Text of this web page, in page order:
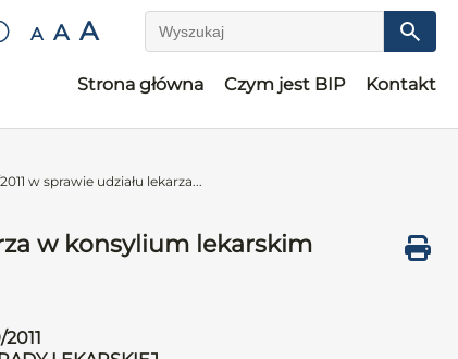
A A A Wyszukaj
Strona główna Czym jest BIP Kontakt
w sprawie udziału lekarza...
w konsylium lekarskim